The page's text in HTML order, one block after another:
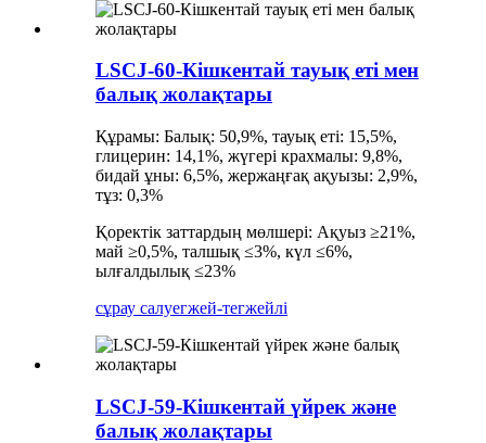
LSCJ-60-Кішкентай тауық еті мен
балық жолақтары
Құрамы: Балық: 50,9%, тауық еті: 15,5%,
глицерин: 14,1%, жүгері крахмалы: 9,8%,
бидай ұны: 6,5%, жержаңғақ ақуызы: 2,9%,
тұз: 0,3%
Қоректік заттардың мөлшері: Ақуыз ≥21%,
май ≥0,5%, талшық ≤3%, күл ≤6%,
ылғалдылық ≤23%
сұрау салуегжей-тегжейлі
LSCJ-59-Кішкентай үйрек және
балық жолақтары